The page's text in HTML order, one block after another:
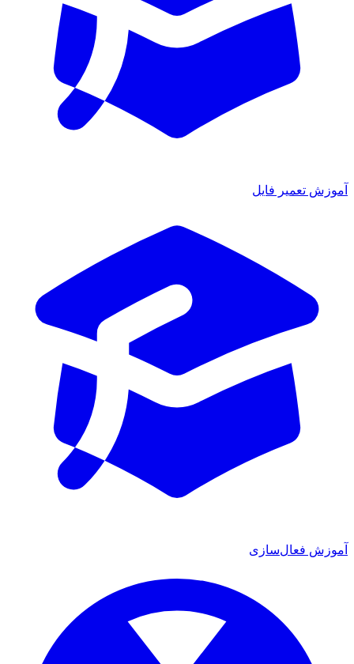
آموزش تعمیر فایل
آموزش فعال‌سازی